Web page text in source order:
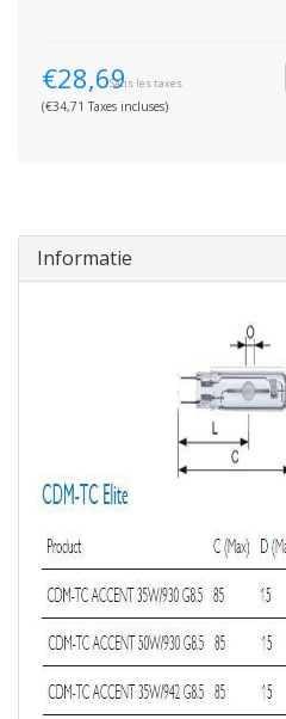
€28,69Sans les taxes
(€34,71 Taxes incluses)
Informatie